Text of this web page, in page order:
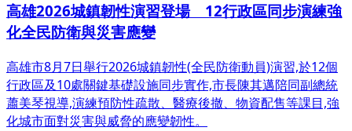
高雄2026城鎮韌性演習登場 12行政區同步演練強
化全民防衛與災害應變
高雄市8月7日舉行2026城鎮韌性(全民防衛動員)演習,於12個
行政區及10處關鍵基礎設施同步實作,市長陳其邁陪同副總統
蕭美琴視導,演練預防性疏散、醫療後撤、物資配售等課目,強
化城市面對災害與威脅的應變韌性。